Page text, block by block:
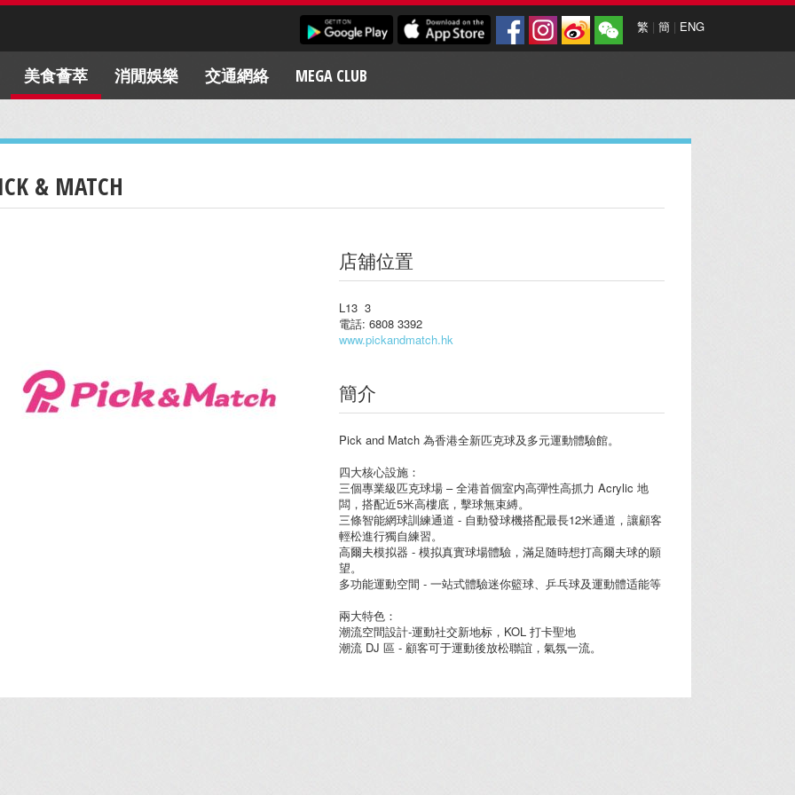
繁 | 簡 | ENG
美食薈萃 消閒娛樂 交通網絡 MEGA CLUB
& MATCH
店舖位置
L13 3
電話: 6808 3392
www.pickandmatch.hk
簡介
Pick and Match 為香港全新匹克球及多元運動體驗館。
四大核心設施：
三個專業級匹克球場 – 全港首個室内高彈性高抓力 Acrylic 地
闆，搭配近5米高樓底，擊球無束縛。
三條智能網球訓練通道 - 自動發球機搭配最長12米通道，讓顧客
輕松進行獨自練習。
高爾夫模拟器 - 模拟真實球場體驗，滿足随時想打高爾夫球的願
望。
多功能運動空間 - 一站式體驗迷你籃球、乒乓球及運動體适能等
兩大特色：
潮流空間設計-運動社交新地标，KOL 打卡聖地
潮流 DJ 區 - 顧客可于運動後放松聯誼，氣氛一流。